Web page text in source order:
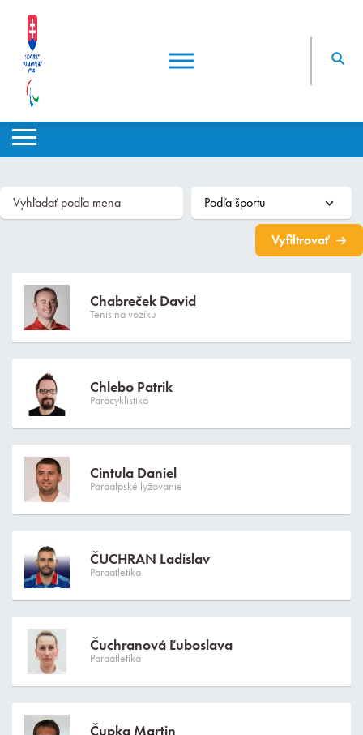
Vyfiltrovať
Chabreček David
Tenis na vozíku
Chlebo Patrik
Paracyklistika
Cintula Daniel
Paraalpské lyžovanie
ČUCHRAN Ladislav
Paraatletika
Čuchranová Ľuboslava
Paraatletika
Čupka Martin